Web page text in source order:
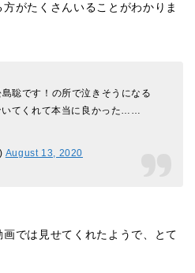
がたくさんいることがわかりま
聡です！の所で泣きそうになる
てくれて本当に良かった……
August 13, 2020
では見せてくれたようで、とて